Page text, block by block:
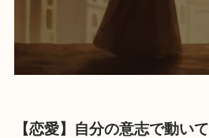
【恋愛】自分の意志で動いて